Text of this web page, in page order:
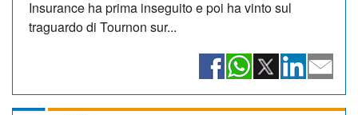
Insurance ha prima inseguito e poi ha vinto sul
traguardo di Tournon sur...